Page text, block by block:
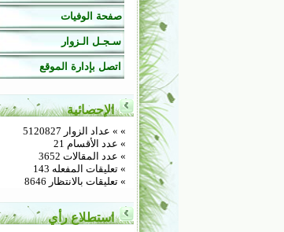
صفحة الوفيات
سـجـل الـزوار
اتصل بإدارة الموقع
الإحصائية
» » عداد الزوار 5120827
» عدد الأقسام 21
» عدد المقالات 3652
» تعليقات المفعله 143
» تعليقات بالانتظار 8646
استطلاع رأي